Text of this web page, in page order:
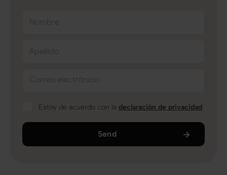
Nombre
Apellido
Correo electrónico
Estoy de acuerdo con la declaración de privacidad
Send